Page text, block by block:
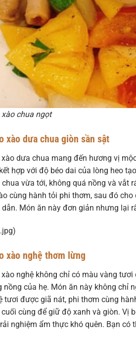
chua ngọt
xào dưa chua giòn sần sật
xào dưa chua mang đến hương vị
hợp với độ béo dai của lòng heo
vừa tới, không quá nồng và vắt
cùng hành tỏi phi thơm, sau đó
dẫn. Món ăn này đơn giản nhưng lại
xào nghệ thơm lừng
xào nghệ không chỉ có màu vàng
nồng của hẹ. Món ăn này không chỉ
tươi được giã nát, phi thơm cùng
cùng để giữ độ xanh và giòn. Vị
nghiệm ẩm thực khó quên. Bạn